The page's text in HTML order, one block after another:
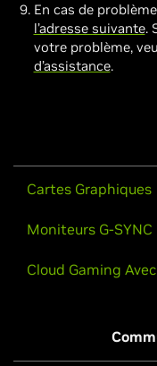
En cas de
l’adresse suivante.
votre problème,
d’assistance.
Cartes Graphiques
Moniteurs G-SYNC
Cloud Gaming